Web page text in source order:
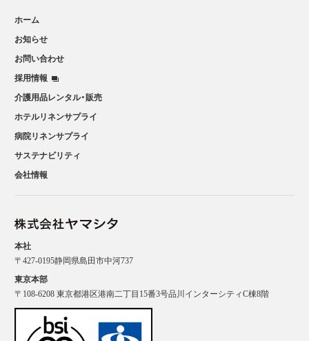
本社
〒427-0195静岡県島田市中河737
東京本部
〒108-6208 東京都港区港南二丁目15番3号品川インターシティC棟8階
ホーム
お知らせ
お問い合わせ
採用情報
介護用品レンタル・販売
ホテルリネンサプライ
病院リネンサプライ
サステナビリティ
会社情報